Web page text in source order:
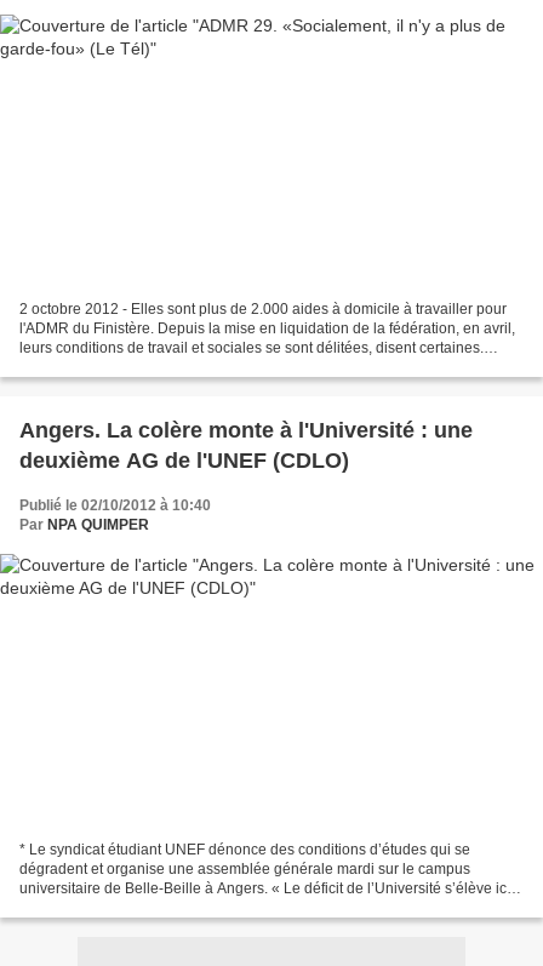
2 octobre 2012 - Elles sont plus de 2.000 aides à domicile à travailler pour
l'ADMR du Finistère. Depuis la mise en liquidation de la fédération, en avril,
leurs conditions de travail et sociales se sont délitées, disent certaines.
Angers. La colère monte à l'Université : une
deuxième AG de l'UNEF (CDLO)
Publié le 02/10/2012 à 10:40
Par NPA QUIMPER
* Le syndicat étudiant UNEF dénonce des conditions d’études qui se
dégradent et organise une assemblée générale mardi sur le campus
universitaire de Belle-Beille à Angers. « Le déficit de l’Université s’élève ici à